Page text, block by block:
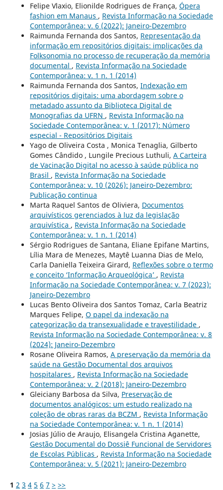
Felipe Vlaxio, Elionilde Rodrigues de França, Ópera
fashion em Manaus , Revista Informação na Sociedade
Contemporânea: v. 6 (2022): Janeiro-Dezembro
Raimunda Fernanda dos Santos, Representação da
informação em repositórios digitais: implicações da
Folksonomia no processo de recuperação da memória
documental , Revista Informação na Sociedade
Contemporânea: v. 1 n. 1 (2014)
Raimunda Fernanda dos Santos, Indexação em
repositórios digitais: uma abordagem sobre o
metadado assunto da Biblioteca Digital de
Monografias da UFRN , Revista Informação na
Sociedade Contemporânea: v. 1 (2017): Número
especial - Repositórios Digitais
Yago de Oliveira Costa , Monica Tenaglia, Gilberto
Gomes Cândido , Lungile Precious Luthuli, A Carteira
de Vacinação Digital no acesso à saúde pública no
Brasil , Revista Informação na Sociedade
Contemporânea: v. 10 (2026): Janeiro-Dezembro:
Publicação continua
Marta Raquel Santos de Oliviera, Documentos
arquivísticos gerenciados à luz da legislação
arquivística , Revista Informação na Sociedade
Contemporânea: v. 1 n. 1 (2014)
Sérgio Rodrigues de Santana, Eliane Epifane Martins,
Lília Mara de Menezes, Maytê Luanna Dias de Melo,
Carla Daniella Teixeira Girard, Reflexões sobre o termo
e conceito ‘Informação Arqueológica’ , Revista
Informação na Sociedade Contemporânea: v. 7 (2023):
Janeiro-Dezembro
Lucas Bento Oliveira dos Santos Tomaz, Carla Beatriz
Marques Felipe, O papel da indexação na
categorização da transexualidade e travestilidade ,
Revista Informação na Sociedade Contemporânea: v. 8
(2024): Janeiro-Dezembro
Rosane Oliveira Ramos, A preservação da memória da
saúde na Gestão Documental dos arquivos
hospitalares , Revista Informação na Sociedade
Contemporânea: v. 2 (2018): Janeiro-Dezembro
Gleiciany Barbosa da Silva, Preservação de
documentos analógicos: um estudo realizado na
coleção de obras raras da BCZM , Revista Informação
na Sociedade Contemporânea: v. 1 n. 1 (2014)
Josias Júlio de Araujo, Elisangela Cristina Aganette,
Gestão Documental do Dossiê Funcional de Servidores
de Escolas Públicas , Revista Informação na Sociedade
Contemporânea: v. 5 (2021): Janeiro-Dezembro
1 2 3 4 5 6 7 > >>